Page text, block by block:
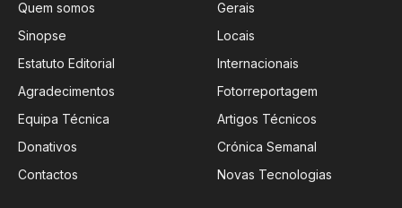
Quem somos
Sinopse
Estatuto Editorial
Agradecimentos
Equipa Técnica
Donativos
Contactos
Gerais
Locais
Internacionais
Fotorreportagem
Artigos Técnicos
Crónica Semanal
Novas Tecnologias